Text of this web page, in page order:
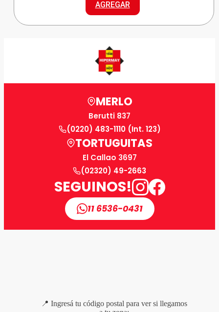
QUESO
GOYA
cantidad
AGREGAR
MERLO
Berutti 837
(0220) 483-1110 (Int. 123)
TORTUGUITAS
El Callao 3697
(02320) 49-2663
SEGUINOS!
11 6536-0431
📍 Ingresá tu código postal para ver si llegamos